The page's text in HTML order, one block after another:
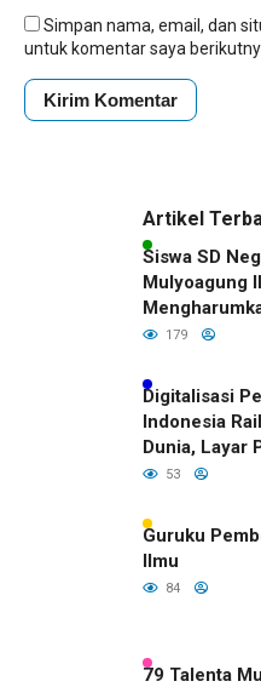
Simpan nama, email, dan
untuk komentar saya
Artikel
Siswa SD
Mulyoagung II
Bojonegoro
179
Digitalisasi
Indonesia
Dunia, Layar
Semua Siswa
53
Guruku
Ilmu
84
79 Talenta